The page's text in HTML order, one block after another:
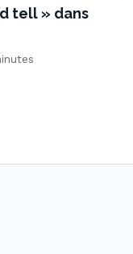
tell » dans